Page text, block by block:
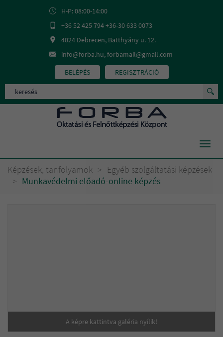
H-P: 08:00-14:00
+36 52 425 794 +36-30 633 0073
4024 Debrecen, Batthyány u. 12.
info@forba.hu, forbamail@gmail.com
BELÉPÉS
REGISZTRÁCIÓ
Képzések, tanfolyamok > Egyéb szolgáltatási képzések
> Munkavédelmi előadó-online képzés
A képre kattintva galéria nyílik!